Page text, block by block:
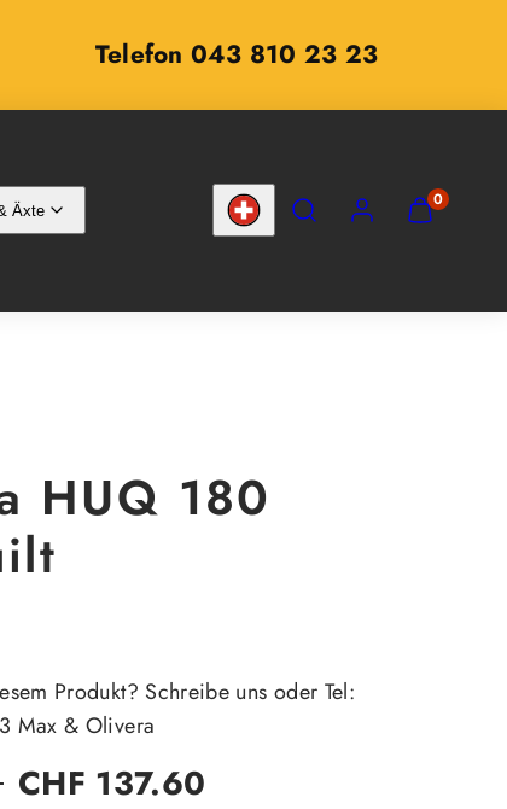
Telefon 043 810 23 23
Äxte Land/Region
SUCHEN
MEINEN
)
0
HUQ 180
Produkt? Schreibe uns oder Tel:
Max & Olivera
Verkaufspreis
CHF 137.60